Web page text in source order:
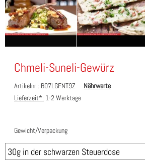
Chmeli-Suneli-Gewürz
Artikelnr.: B07LGFNT9Z
Nährwerte
Lieferzeit*: 1-2 Werktage
Gewicht/Verpackung